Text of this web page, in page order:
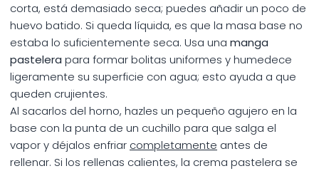
corta, está demasiado seca; puedes añadir un poco de
huevo batido. Si queda líquida, es que la masa base no
estaba lo suficientemente seca. Usa una manga
pastelera para formar bolitas uniformes y humedece
ligeramente su superficie con agua; esto ayuda a que
queden crujientes.
Al sacarlos del horno, hazles un pequeño agujero en la
base con la punta de un cuchillo para que salga el
vapor y déjalos enfriar completamente antes de
rellenar. Si los rellenas calientes, la crema pastelera se